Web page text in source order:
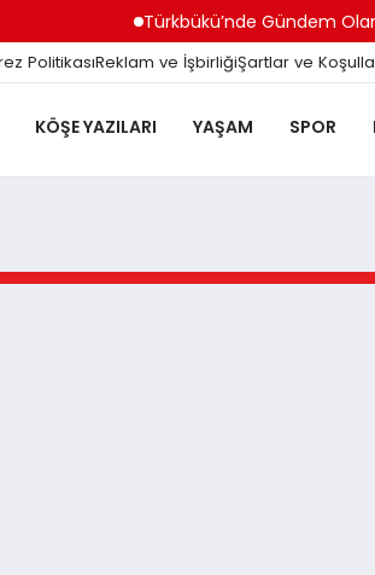
Türkbükü’nde Gündem Olan
PolitikasıReklam ve İşbirliğiŞartlar ve
KÖŞE YAZILARI YAŞAM SPOR